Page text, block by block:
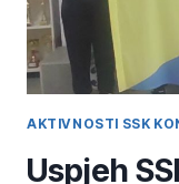
AKTIVNOSTI SSK
Uspjeh